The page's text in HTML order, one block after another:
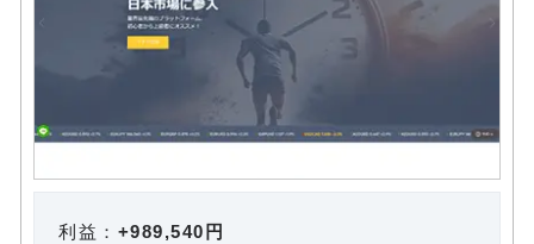
利益： +989,540円